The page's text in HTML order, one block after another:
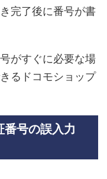
完了後に番号が書
がすぐに必要な場
るドコモショップ
番号の誤入力